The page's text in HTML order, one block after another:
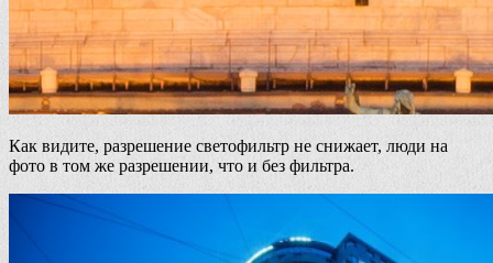
Как видите, разрешение светофильтр не снижает, люди на
фото в том же разрешении, что и без фильтра.